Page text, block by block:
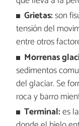
Grietas:son
tensión del
entre otros
Morrenas
sedimentos
del glaciar. Se
roca y barro
Terminal:es